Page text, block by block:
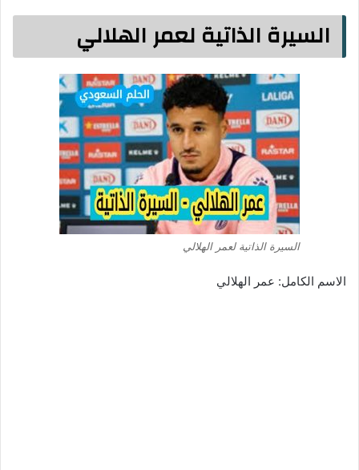
السيرة الذاتية لعمر الهلالي
السيرة الذاتية لعمر الهلالي
الاسم الكامل: عمر الهلالي